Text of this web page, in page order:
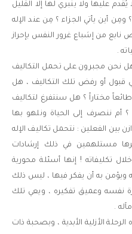
عليها ولا ينبري لها إلا القليل
أين يأتي الجزاء ؟ مِن عند الإله
نابع من إشباع غرور النفس بإحراز
.
هل نحن مجبرون على تحمل التكاليف
قبول أو رفض تلك التكاليف ، هل
مختاراً ؟ هل سنتفرغ لتكاليف
؟ أم ننصرف إلى الحياة ونلهو بها
بين الفعلين : نتحمل تكاليف الإله
مستلهمين في ذلك إرشادات
تكليفاته ! إنها أسئلة محورية
به أن يفكر فيها ، ليس ذلك
نفسه وعميق تفكيره ، ويعي تلك
.
الأزلية الأبدية ، وبصحبة ذات